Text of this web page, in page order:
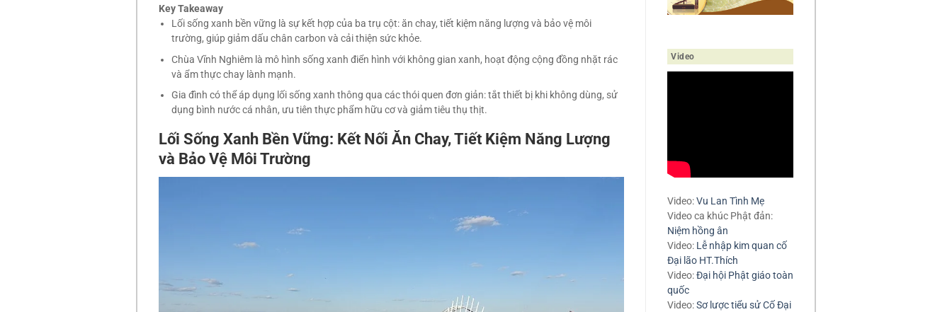
Key Takeaway
Lối sống xanh bền vững là sự kết hợp của ba trụ cột: ăn chay, tiết kiệm năng lượng và bảo vệ môi
trường, giúp giảm dấu chân carbon và cải thiện sức khỏe.
Chùa Vĩnh Nghiêm là mô hình sống xanh điển hình với không gian xanh, hoạt động cộng đồng nhặt rác
và ẩm thực chay lành mạnh.
Gia đình có thể áp dụng lối sống xanh thông qua các thói quen đơn giản: tắt thiết bị khi không dùng, sử
dụng bình nước cá nhân, ưu tiên thực phẩm hữu cơ và giảm tiêu thụ thịt.
Lối Sống Xanh Bền Vững: Kết Nối Ăn Chay, Tiết Kiệm Năng Lượng
và Bảo Vệ Môi Trường
Video
Video:Vu Lan Tình Mẹ
Video ca khúc Phật đản:
Niệm hồng ân
Video: Lễ nhập kim quan cố
Đại lão HT.Thích
Video:Đại hội Phật giáo toàn
quốc
Video:Sơ lược tiểu sử Cố Đại